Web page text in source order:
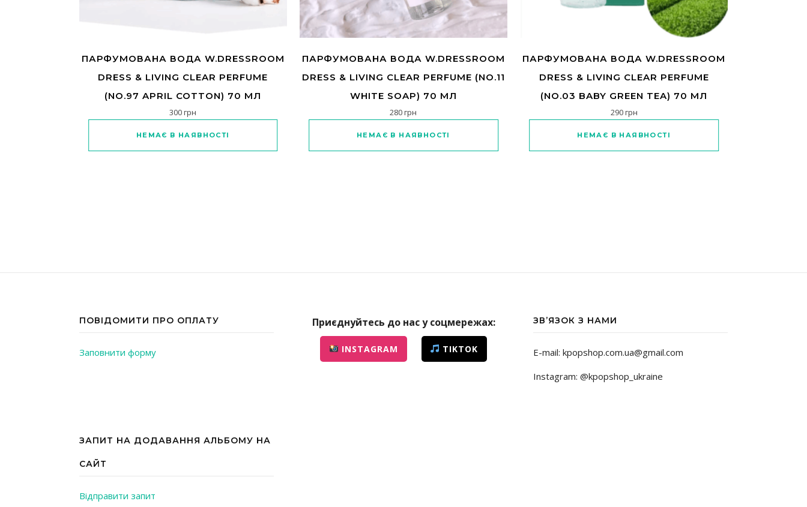
ПАРФУМОВАНА ВОДА W.DRESSROOM
DRESS & LIVING CLEAR PERFUME
(NO.97 APRIL COTTON) 70 МЛ
300грн
НЕМАЄ В НАЯВНОСТІ
ПАРФУМОВАНА ВОДА W.DRESSROOM
DRESS & LIVING CLEAR PERFUME (NO.11
WHITE SOAP) 70 МЛ
280грн
НЕМАЄ В НАЯВНОСТІ
ПАРФУМОВАНА ВОДА W.DRESSROOM
DRESS & LIVING CLEAR PERFUME
(NO.03 BABY GREEN TEA) 70 МЛ
290грн
НЕМАЄ В НАЯВНОСТІ
ПОВІДОМИТИ ПРО ОПЛАТУ
Заповнити форму
Приєднуйтесь до нас у соцмережах:
INSTAGRAM TIKTOK
ЗВ’ЯЗОК З НАМИ
E-mail: kpopshop.com.ua@gmail.com
Instagram: @kpopshop_ukraine
ЗАПИТ НА ДОДАВАННЯ АЛЬБОМУ НА
САЙТ
Відправити запит